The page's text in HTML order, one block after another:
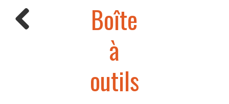
Boîte
à
outils